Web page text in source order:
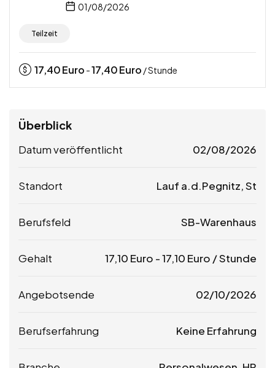
01/08/2026
Teilzeit
17,40Euro -17,40Euro / Stunde
Überblick
Datum veröffentlicht 02/08/2026
Standort Lauf a.d.Pegnitz, St
Berufsfeld SB-Warenhaus
Gehalt 17,10 Euro -17,10 Euro / Stunde
Angebotsende 02/10/2026
Berufserfahrung Keine Erfahrung